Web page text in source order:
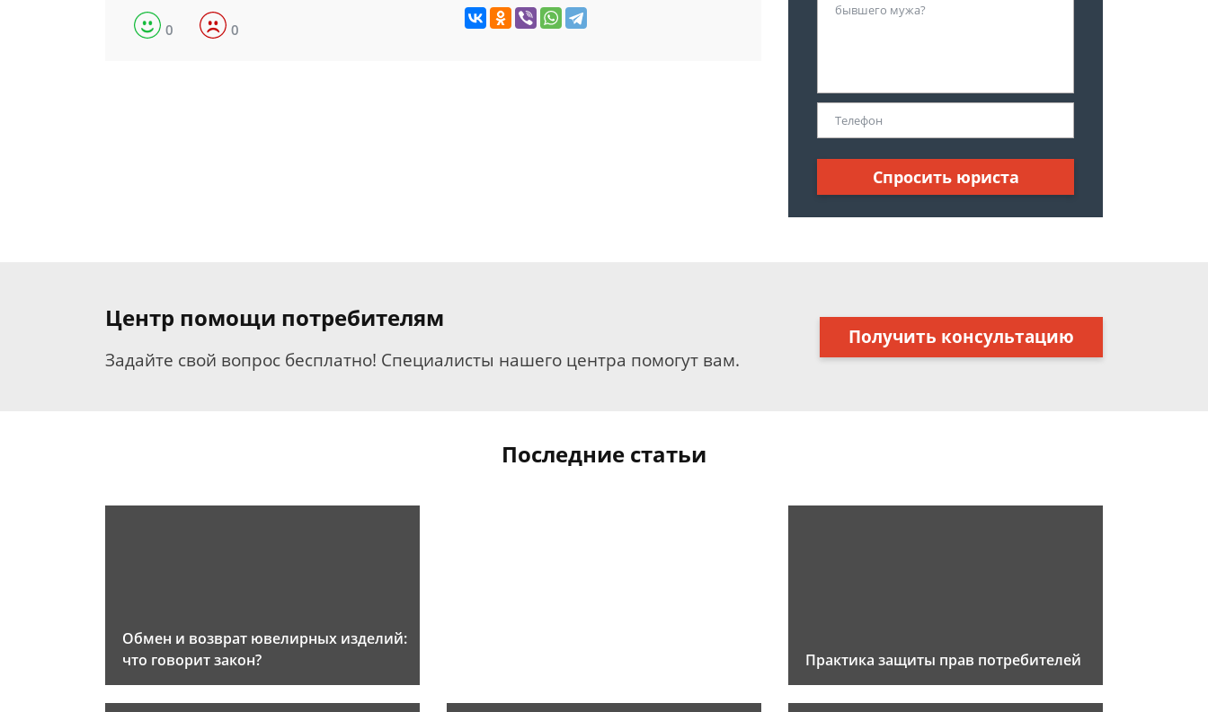
0 0
Спросить юриста
Центр помощи потребителям
Задайте свой вопрос бесплатно! Специалисты нашего центра помогут вам.
Получить консультацию
Последние статьи
Обмен и возврат ювелирных изделий:
что говорит закон?
Практика защиты прав потребителей